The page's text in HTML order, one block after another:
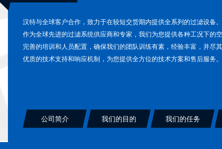
汉特与全球客户合作，致力于在较短交货期内提供全系列的过滤设备。
作为全球先进的过滤系统供应商和专家，我们为您提供各种工况下的
完善的培训和人员配置，确保我们的团队训练有素，经验丰富，并尽
优质的技术支持和响应机制，为您提供全方位的技术方案和售后服务。
公司简介 我们的目的 我们的任务